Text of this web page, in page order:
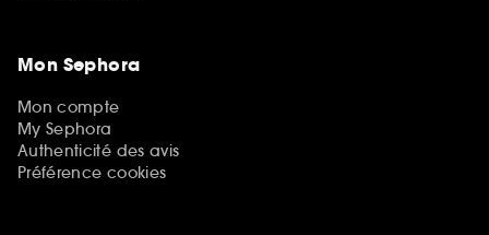
Mon Sephora
Mon compte
My Sephora
Authenticité des avis
Préférence cookies